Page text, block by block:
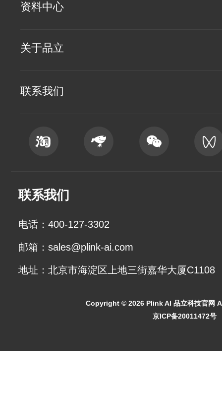
资料中心
关于品立
联系我们
联系我们
电话：400-127-3302
邮箱：sales@plink-ai.com
地址：北京市海淀区上地三街嘉华大厦C1108
Copyright © 2026 Plink AI 品立科技官网
京ICP备20011472号